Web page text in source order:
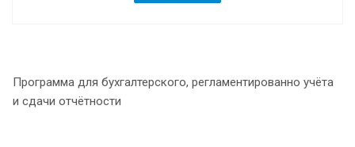
Программа для бухгалтерского, регламентированно учёта
и сдачи отчётности